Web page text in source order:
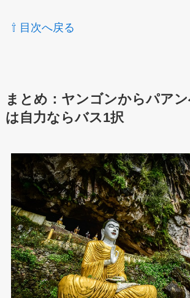
⇧ 目次へ戻る
まとめ：ヤンゴンからパア
は自力ならバス1択